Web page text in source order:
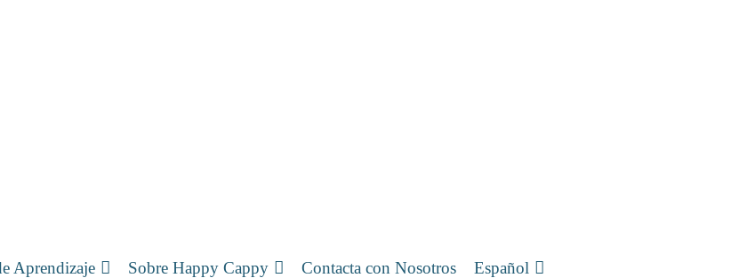
Aprendizaje Sobre Happy Cappy Contacta con Nosotros Español